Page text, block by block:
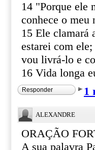
14 "Porque ele
conhece o meu
15 Ele clamará
estarei com ele;
vou livrá-lo e
16 Vida longa
Responder 1
ALEXANDRE
ORAÇÃO
A sua palavra